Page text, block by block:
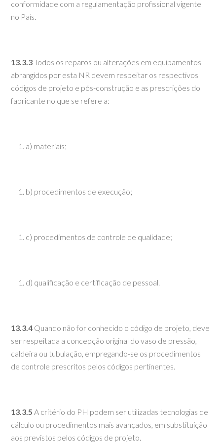
conformidade com a regulamentação profissional vigente
no País.
13.3.3Todos os reparos ou alterações em equipamentos
abrangidos por esta NR devem respeitar os respectivos
códigos de projeto e pós-construção e as prescrições do
fabricante no que se refere a:
a) materiais;
b) procedimentos de execução;
c) procedimentos de controle de qualidade;
d) qualificação e certificação de pessoal.
13.3.4 Quando não for conhecido o código de projeto, deve
ser respeitada a concepção original do vaso de pressão,
caldeira ou tubulação, empregando-se os procedimentos
de controle prescritos pelos códigos pertinentes.
13.3.5A critério do PH podem ser utilizadas tecnologias de
cálculo ou procedimentos mais avançados, em substituição
aos previstos pelos códigos de projeto.